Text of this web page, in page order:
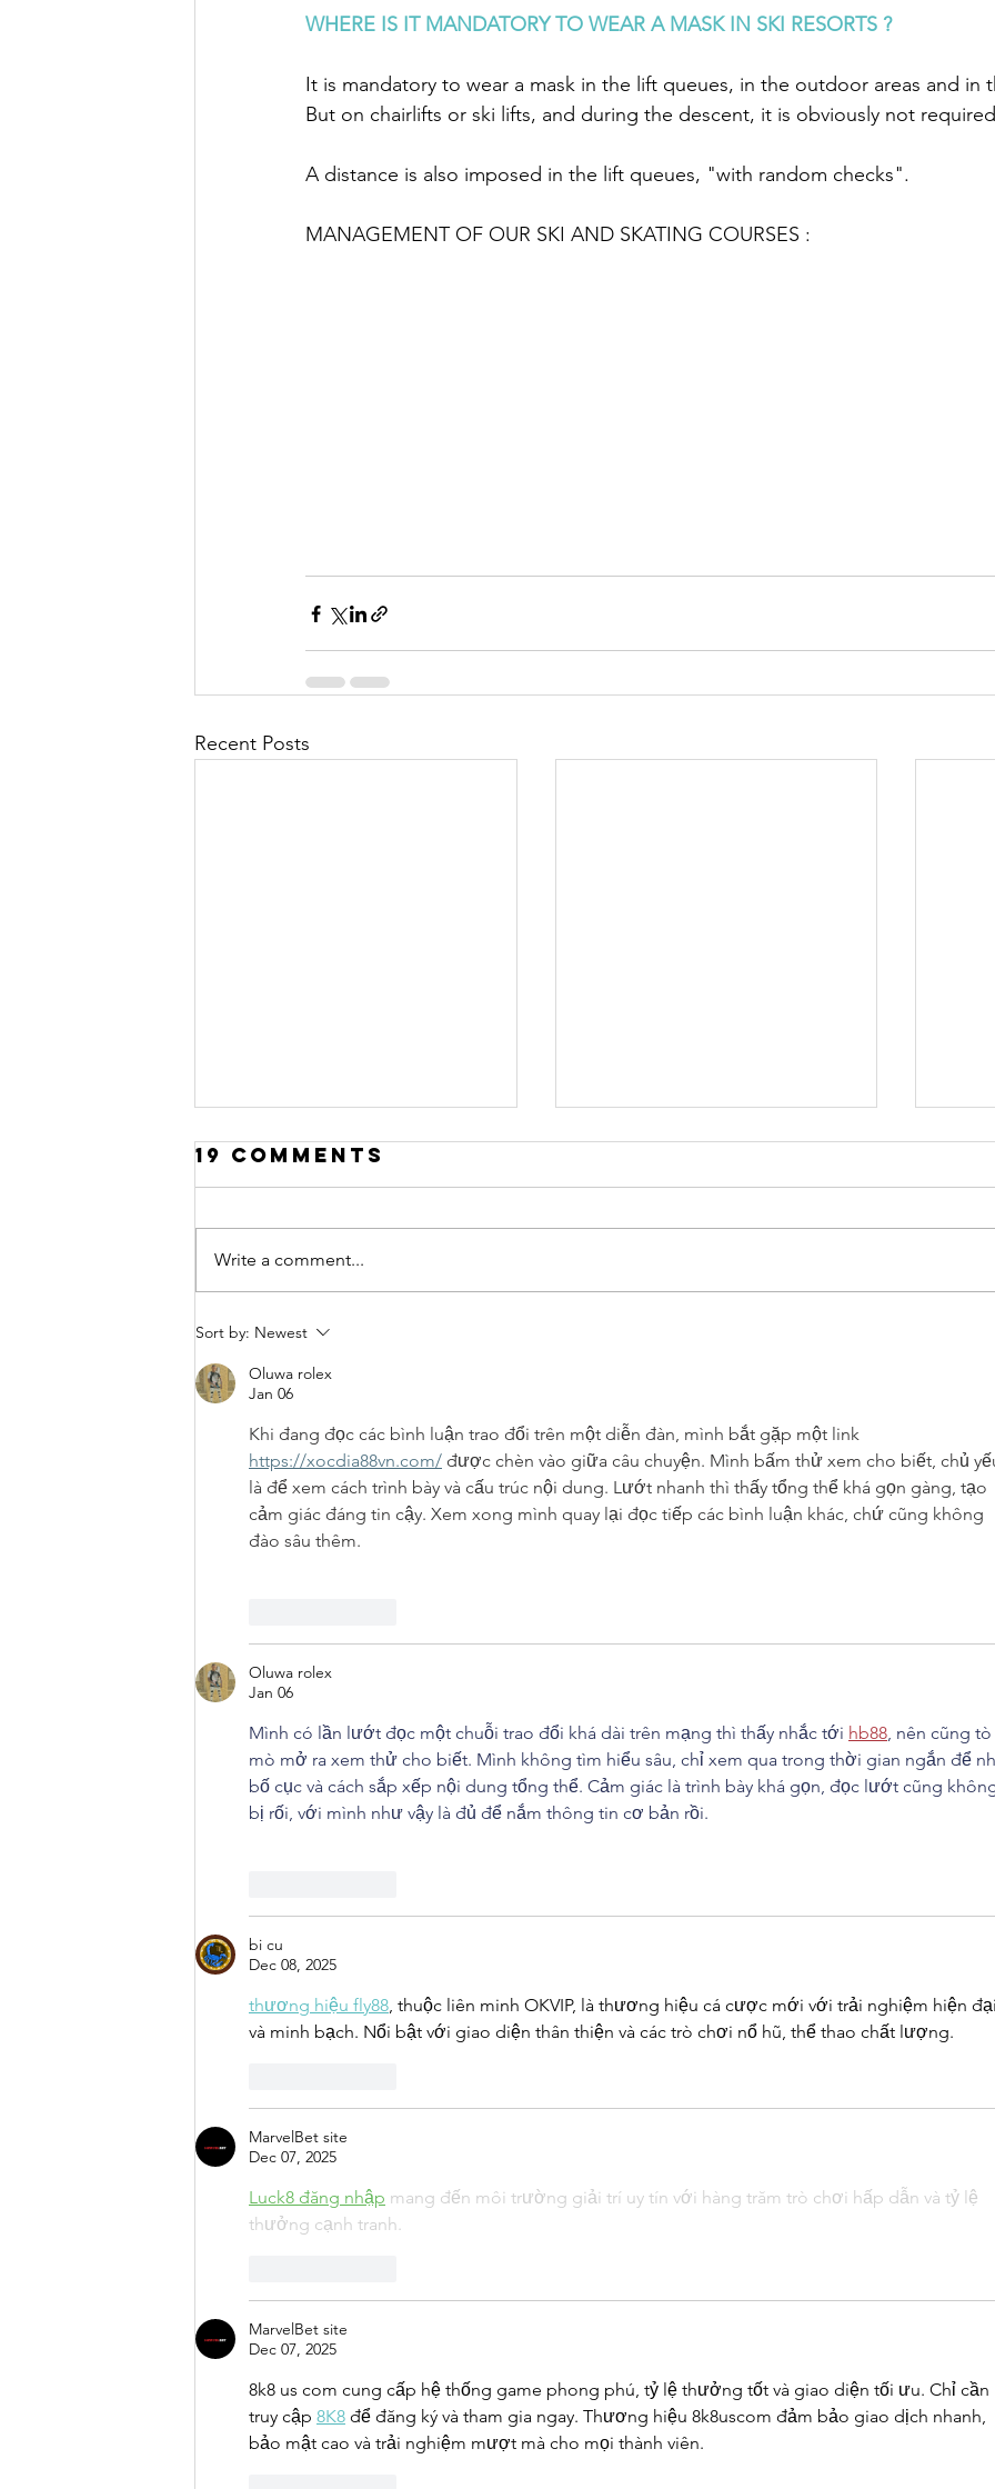
WHERE IS IT MANDATORY TO WEAR A MASK IN SKI RESORTS ?
It is mandatory to wear a mask in the lift queues, in the outdoor areas and in
But on chairlifts or ski lifts, and during the descent, it is obviously not
A distance is also imposed in the lift queues, "with random checks".
MANAGEMENT OF OUR SKI AND SKATING COURSES :
Recent Posts
What is the 3
19 Comments
Write a comment...
Sort by: Newest
Oluwa rolex
Jan 06
Khi đang đọc các bình luận trao đổi trên một diễn đàn, mình bắt gặp một link
https://xocdia88vn.com/ được chèn vào giữa câu chuyện. Mình bấm thử xem cho biết, chủ
là để xem cách trình bày và cấu trúc nội dung. Lướt nhanh thì thấy tổng thể khá gọn gàng, tạo
cảm giác đáng tin cậy. Xem xong mình quay lại đọc tiếp các bình luận khác, chứ cũng không
đào sâu thêm.
Oluwa rolex
Jan 06
Mình có lần lướt đọc một chuỗi trao đổi khá dài trên mạng thì thấy nhắc tới hb88 , nên cũng tò
mò mở ra xem thử cho biết. Mình không tìm hiểu sâu, chỉ xem qua trong thời gian ngắn để
bố cục và cách sắp xếp nội dung tổng thể. Cảm giác là trình bày khá gọn, đọc lướt cũng
bị rối, với mình như vậy là đủ để nắm thông tin cơ bản rồi.
bi cu
Dec 08, 2025
thương hiệu fly88 , thuộc liên minh OKVIP, là thương hiệu cá cược mới với trải nghiệm hiện đại
và minh bạch. Nổi bật với giao diện thân thiện và các trò chơi nổ hũ, thể thao chất lượng.
MarvelBet site
Dec 07, 2025
Luck8 đăng nhập mang đến môi trường giải trí uy tín với hàng trăm trò chơi hấp dẫn và tỷ lệ
thưởng cạnh tranh.
MarvelBet site
Dec 07, 2025
8k8 us com cung cấp hệ thống game phong phú, tỷ lệ thưởng tốt và giao diện tối ưu. Chỉ cần
truy cập 8K8 để đăng ký và tham gia ngay. Thương hiệu 8k8uscom đảm bảo giao dịch nhanh,
bảo mật cao và trải nghiệm mượt mà cho mọi thành viên.